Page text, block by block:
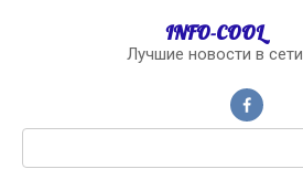
INFO-COOL
Лучшие новости в сети